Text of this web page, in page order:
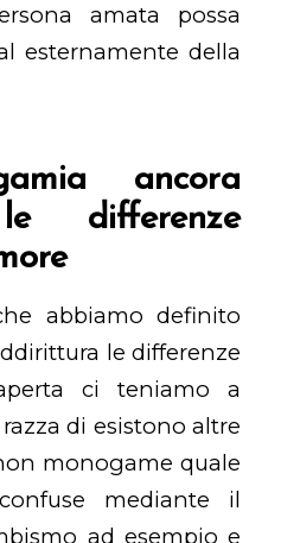
amata possa
esternamente della
ancora
differenze
abbiamo definito
le differenze
ci teniamo a
di esistono altre
monogame quale
mediante il
ad esempio e